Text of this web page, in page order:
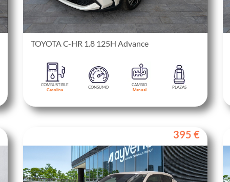
TOYOTA C-HR 1.8 125H Advance
COMBUSTIBLE
Gasolina
CONSUMO
CAMBIO
Manual
PLAZAS
395 €